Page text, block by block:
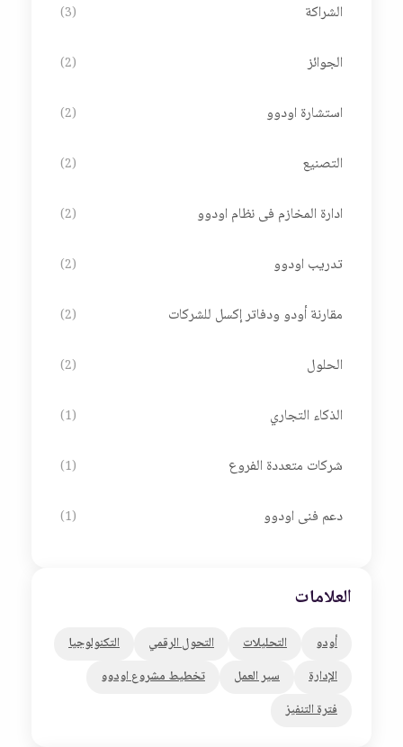
الشراكة (3)
الجوائز (2)
استشارة اودوو (2)
التصنيع (2)
ادارة المخازم فى نظام اودوو (2)
تدريب اودوو (2)
مقارنة أودو ودفاتر إكسل للشركات (2)
الحلول (2)
الذكاء التجاري (1)
شركات متعددة الفروع (1)
دعم فنى اودوو (1)
العلامات
أودو التحليلات التحول الرقمي
التكنولوجيا
الإدارة
سير العمل
تخطيط مشروع اودوو
فترة التنفيز